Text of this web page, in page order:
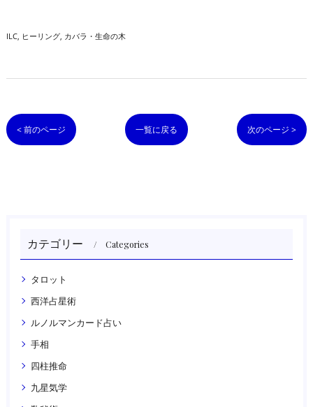
ILC ヒーリング カバラ・生命の木
< 前のページ 一覧に戻る 次のページ >
カテゴリー Categories
タロット
西洋占星術
ルノルマンカード占い
手相
四柱推命
九星気学